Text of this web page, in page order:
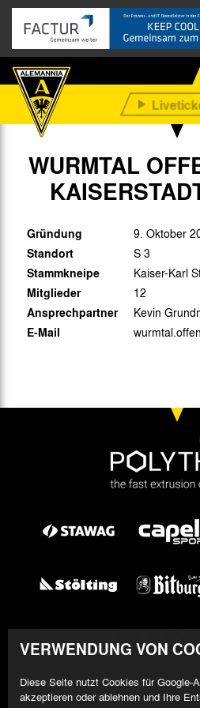
WURMTAL
Gründung 9. Oktober
Standort S 3
Stammkneipe Kaiser-Karl
Mitglieder 12
Ansprechpartner Kevin
E-Mail
VERWENDUNG VON
Diese Seite nutzt Cookies für Google-
akzeptieren oder ablehnen und Ihre